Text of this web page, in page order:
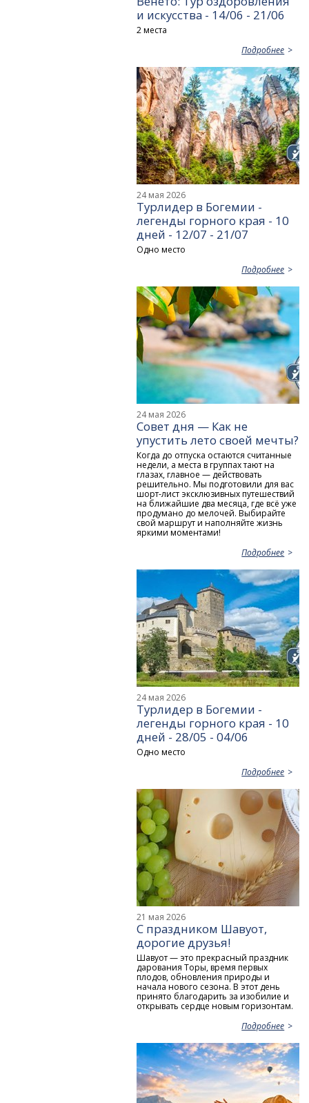
и искусства - 14/06 - 21/06
2 места
Подробнее
24 мая 2026
Турлидер в Богемии -
легенды горного края - 10
дней - 12/07 - 21/07
Одно место
Подробнее
24 мая 2026
Совет дня — Как не
упустить лето своей мечты?
Когда до отпуска остаются считанные
недели, а места в группах тают на
глазах, главное — действовать
решительно. Мы подготовили для вас
шорт-лист эксклюзивных путешествий
на ближайшие два месяца, где всё уже
продумано до мелочей. Выбирайте
свой маршрут и наполняйте жизнь
яркими моментами!
Подробнее
24 мая 2026
Турлидер в Богемии -
легенды горного края - 10
дней - 28/05 - 04/06
Одно место
Подробнее
21 мая 2026
С праздником Шавуот,
дорогие друзья!
Шавуот — это прекрасный праздник
дарования Торы, время первых
плодов, обновления природы и
начала нового сезона. В этот день
принято благодарить за изобилие и
открывать сердце новым горизонтам.
Подробнее